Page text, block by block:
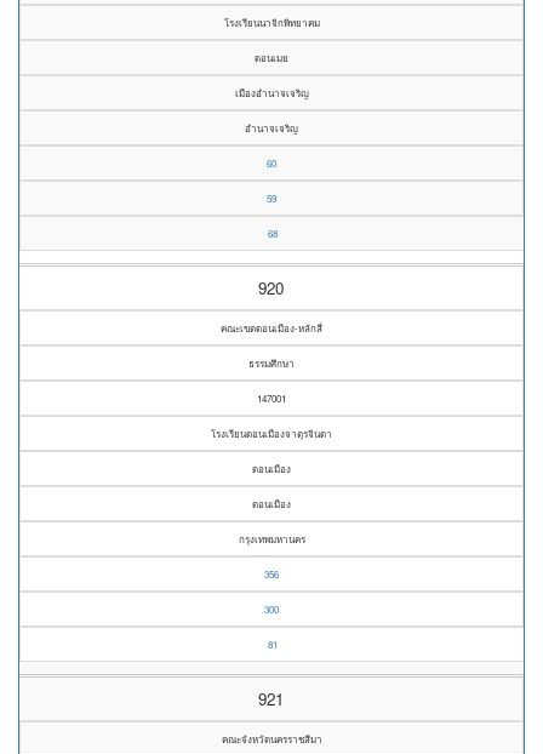
โรงเรียนนาจิกพิทยาคม
ดอนเมย
เมืองอำนาจเจริญ
อำนาจเจริญ
60
59
68
920
คณะเขตดอนเมือง-หลักสี่
ธรรมศึกษา
147001
โรงเรียนดอนเมืองจาตุรจินดา
ดอนเมือง
ดอนเมือง
กรุงเทพมหานคร
356
300
81
921
คณะจังหวัดนครราชสีมา